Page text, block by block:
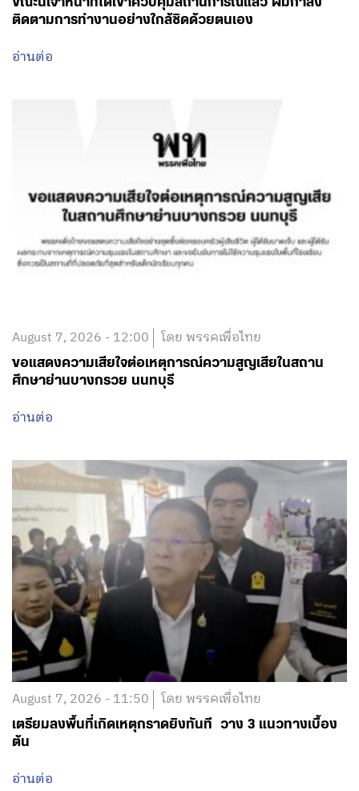
ติดตามการทำงานอย่างใกล้ชิดด้วยตนเอง
อ่านต่อ
August 7, 2026 - 12:00 โดย พรรคเพื่อไทย
ขอแสดงความเสียใจต่อเหตุการณ์ความสูญเสียในสถาน
ศึกษาย่านบางกรวย นนทบุรี
อ่านต่อ
August 7, 2026 - 11:50 โดย พรรคเพื่อไทย
เตรียมลงพื้นที่เกิดเหตุกราดยิงทันที วาง 3 แนวทางเบื้อง
ต้น
อ่านต่อ